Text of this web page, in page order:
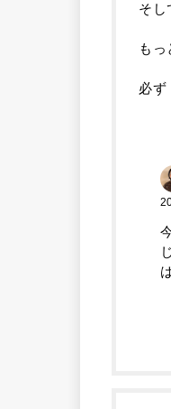
そし
もっ
必ず